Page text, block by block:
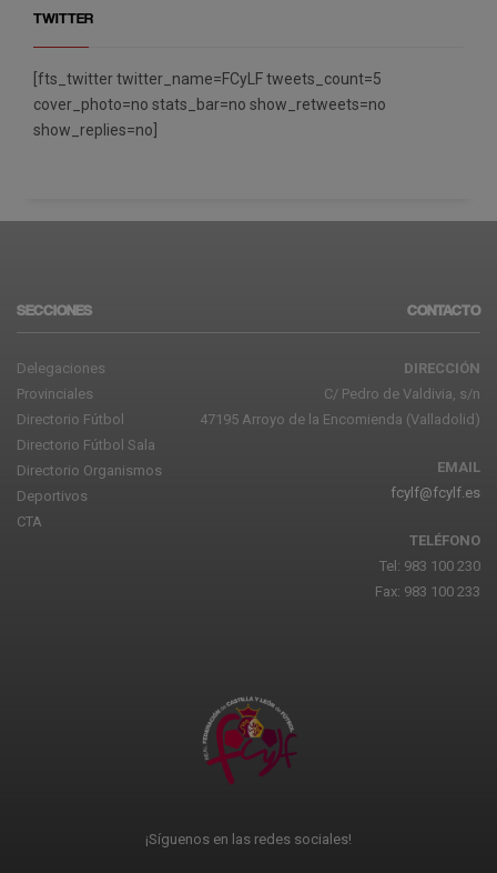
TWITTER
[fts_twitter twitter_name=FCyLF tweets_count=5
cover_photo=no stats_bar=no show_retweets=no
show_replies=no]
SECCIONES
Delegaciones
Provinciales
Directorio Fútbol
Directorio Fútbol Sala
Directorio Organismos
Deportivos
CTA
CONTACTO
DIRECCIÓN
C/ Pedro de Valdivia, s/n
47195 Arroyo de la Encomienda (Valladolid)
EMAIL
fcylf@fcylf.es
TELÉFONO
Tel: 983 100 230
Fax: 983 100 233
¡Síguenos en las redes sociales!